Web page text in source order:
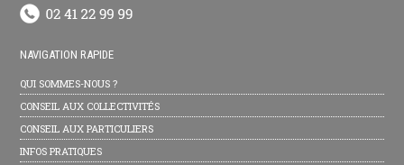
NAVIGATION RAPIDE
QUI SOMMES-NOUS ?
CONSEIL AUX COLLECTIVITÉS
CONSEIL AUX PARTICULIERS
INFOS PRATIQUES